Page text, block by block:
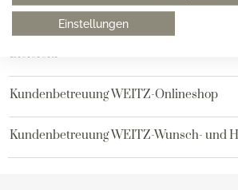
Einstellungen
Hamburg AEZ
Bielefeld
Kundenbetreuung WEITZ-Onlineshop
Kundenbetreuung WEITZ-Wunsch- und